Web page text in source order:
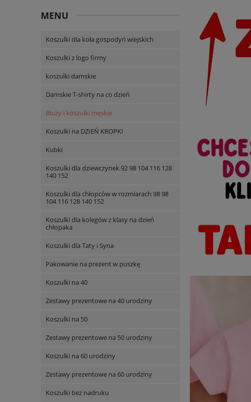
MENU
Koszulki dla koła gospodyń wiejskich
Koszulki z logo firmy
koszulki damskie
Damskie T-shirty na co dzień
Bluzy i koszulki męskie
Koszulki na DZIEŃ KROPKI
Kubki
Koszulki dla dziewczynek 92 98 104 116 128
140 152
Koszulki dla chłopców w rozmiarach 98 98
104 116 128 140 152
Koszulki dla kolegów z klasy na dzień
chłopaka
Koszulki dla Taty i Syna
Pakowanie na prezent w puszkę
Koszulki na 40
Zestawy prezentowe na 40 urodziny
Koszulki na 50
Zestawy prezentowe na 50 urodziny
Koszulki na 60 urodziny
Zestawy prezentowe na 60 urodziny
Koszulki bez nadruku